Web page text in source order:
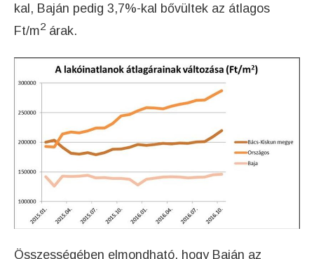
kal, Baján pedig 3,7%-kal bővültek az átlagos
Ft/m2 árak.
Összességében elmondható, hogy Baján az